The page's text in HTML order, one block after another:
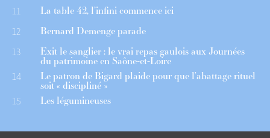
11 La table 42, l’infini commence ici
12 Bernard Demenge parade
13 Exit le sanglier : le vrai repas gaulois aux Journées
du patrimoine en Saône-et-Loire
14 Le patron de Bigard plaide pour que l’abattage rituel
soit « discipliné »
15 Les légumineuses